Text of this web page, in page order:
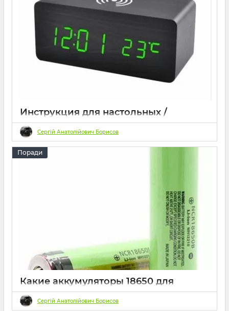
Инструкция для настольных /
настенных электронных часов VST
10 2023
Сергій Анатолійович Борисов
Поради
Какие аккумуляторы 18650 для
фонарика самые лучшие?
30 2023
Сергій Анатолійович Борисов